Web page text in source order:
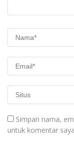
Simpan nama,
untuk komentar